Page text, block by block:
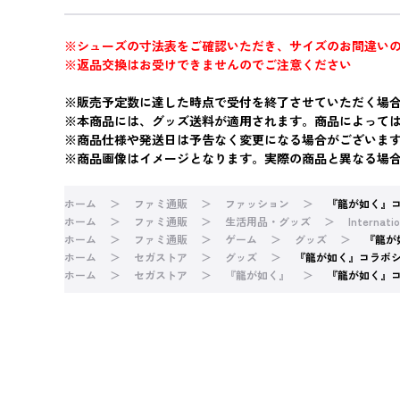
※シューズの寸法表をご確認いただき、サイズのお間違い
※返品交換はお受けできませんのでご注意ください
※販売予定数に達した時点で受付を終了させていただく場
※本商品には、グッズ送料が適用されます。商品によって
※商品仕様や発送日は予告なく変更になる場合がございま
※商品画像はイメージとなります。実際の商品と異なる場
ホーム ファミ通販 ファッション
『龍が如く』
ホーム
ファミ通販 生活用品・グッズ
ホーム
ファミ通販 ゲーム グッズ
『龍
ホーム
セガストア グッズ
『龍が如く』コラボ
ホーム
セガストア 『龍が如く』 『龍が如く』